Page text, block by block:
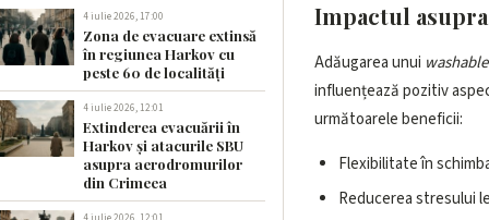
4 iulie 2026, 17:00
Zona de evacuare extinsă
în regiunea Harkov cu
peste 60 de localități
4 iulie 2026, 12:01
Extinderea evacuării în
Harkov și atacurile SBU
asupra aerodromurilor
din Crimeea
Impactul
Adăugarea unui
influențează pozitiv
următoarele beneficii:
Flexibilitate în
Reducerea stresului